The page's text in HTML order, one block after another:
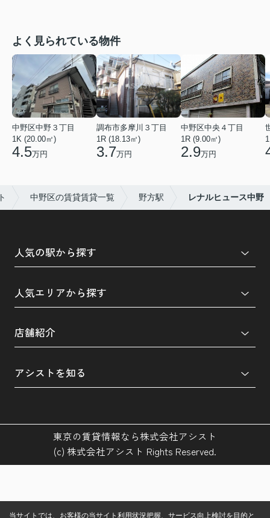
よく見られている物件
中野区中野３丁目
1K (20.00㎡)
4.5万円
調布市多摩川３丁目
1R (18.13㎡)
3.7万円
中野区中央４丁目
1R (9.00㎡)
2.9万円
中野区の賃貸賃貸一覧 野方駅 レナルヒュース中野
人気の駅から探す
人気エリアから探す
店舗紹介
アシストを知る
東京の賃貸情報なら株式会社アシスト
(c) 株式会社アシスト Rights Reserved.
当サイトでは、お客様の当サイト利用状況把握、サービス向上検討を目的と